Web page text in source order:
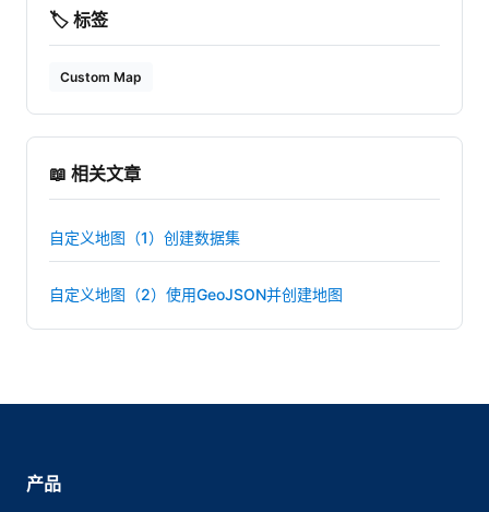
🏷️ 标签
Custom Map
📖 相关文章
自定义地图（1）创建数据集
自定义地图（2）使用GeoJSON并创建地图
产品